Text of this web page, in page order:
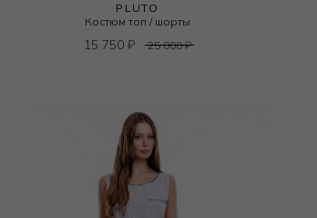
PLUTO
Костюм топ / шорты
15 750 ₽ 25 000₽